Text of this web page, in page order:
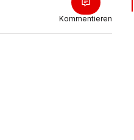
Kommentieren